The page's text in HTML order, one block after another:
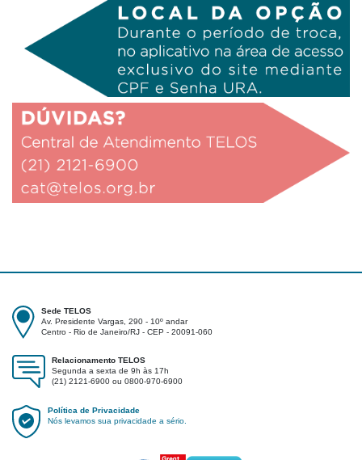
Sede TELOS
Av. Presidente Vargas, 290 - 10º andar
Centro - Rio de Janeiro/RJ - CEP - 20091-060
Relacionamento TELOS
Segunda a sexta de 9h às 17h
(21) 2121-6900 ou 0800-970-6900
Política de Privacidade
Nós levamos sua privacidade a sério.